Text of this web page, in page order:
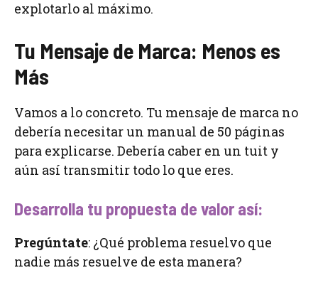
explotarlo al máximo.
Tu Mensaje de Marca: Menos es
Más
Vamos a lo concreto. Tu mensaje de marca no
debería necesitar un manual de 50 páginas
para explicarse. Debería caber en un tuit y
aún así transmitir todo lo que eres.
Desarrolla tu propuesta de valor así:
Pregúntate: ¿Qué problema resuelvo que
nadie más resuelve de esta manera?